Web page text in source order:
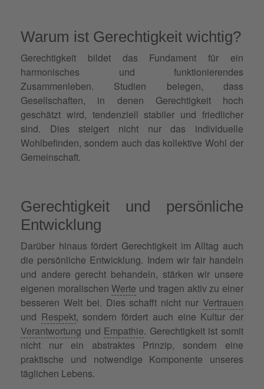
Warum ist Gerechtigkeit wichtig?
Gerechtigkeit bildet das Fundament für ein
harmonisches und funktionierendes
Zusammenleben. Studien belegen, dass
Gesellschaften, in denen Gerechtigkeit hoch
geschätzt wird, tendenziell stabiler und friedlicher
sind. Dies steigert nicht nur das individuelle
Wohlbefinden, sondern auch das kollektive Wohl der
Gemeinschaft.
Gerechtigkeit und persönliche
Entwicklung
Darüber hinaus fördert Gerechtigkeit im Alltag auch
die persönliche Entwicklung. Indem wir fair handeln
und andere gerecht behandeln, stärken wir unsere
eigenen moralischenWerte und tragen aktiv zu einer
besseren Welt bei. Dies schafft nicht nur Vertrauen
und Respekt, sondern fördert auch eine Kultur der
Verantwortung und Empathie. Gerechtigkeit ist somit
nicht nur ein abstraktes Prinzip, sondern eine
praktische und notwendige Komponente unseres
täglichen Lebens.